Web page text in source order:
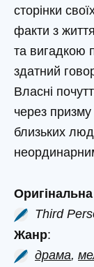
сторінки
факти з
та вигадкою
здатний
Власні
через
близьких
Third
Жанр:
драма,